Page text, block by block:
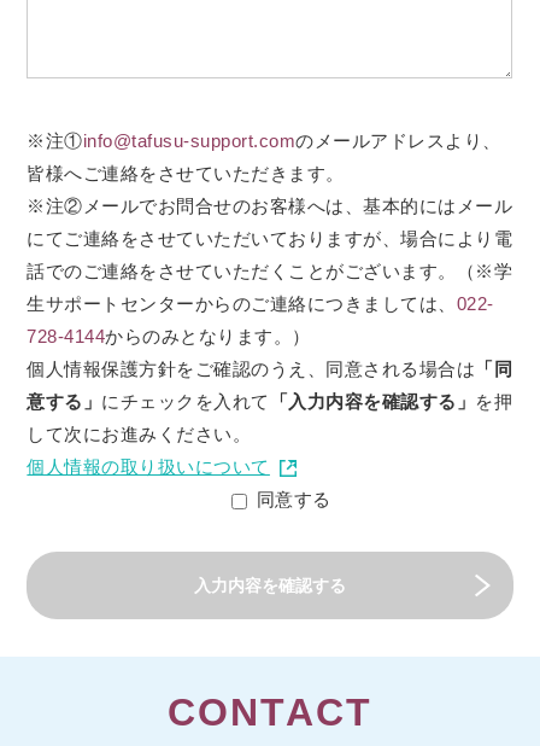
※注①info@tafusu-support.comのメールアドレスより、
皆様へご連絡をさせていただきます。
※注②メールでお問合せのお客様へは、基本的にはメール
にてご連絡をさせていただいておりますが、場合により電
話でのご連絡をさせていただくことがございます。（※学
生サポートセンターからのご連絡につきましては、 022-
728-4144からのみとなります。）
個人情報保護方針をご確認のうえ、同意される場合は 「同
意する」 にチェックを入れて 「入力内容を確認する」 を押
して次にお進みください。
個人情報の取り扱いについて
同意する
CONTACT